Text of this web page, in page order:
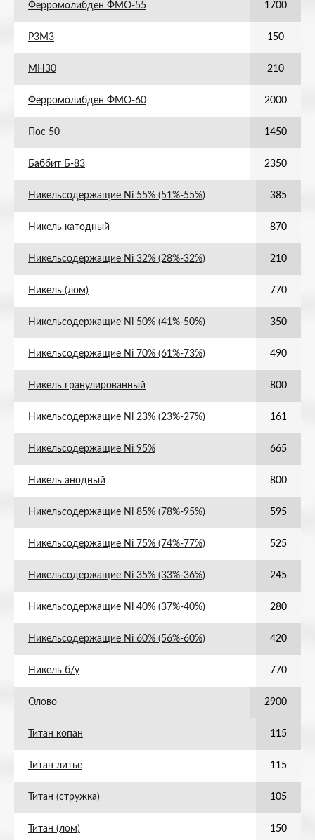
Ферромолибден ФМО-55 1700
Р3М3 150
МН30 210
Ферромолибден ФМО-60 2000
Пос 50 1450
Баббит Б-83 2350
Никельсодержащие Ni 55% (51%-55%) 385
Никель катодный 870
Никельсодержащие Ni 32% (28%-32%) 210
Никель (лом) 770
Никельсодержащие Ni 50% (41%-50%) 350
Никельсодержащие Ni 70% (61%-73%) 490
Никель гранулированный 800
Никельсодержащие Ni 23% (23%-27%) 161
Никельсодержащие Ni 95% 665
Никель анодный 800
Никельсодержащие Ni 85% (78%-95%) 595
Никельсодержащие Ni 75% (74%-77%) 525
Никельсодержащие Ni 35% (33%-36%) 245
Никельсодержащие Ni 40% (37%-40%) 280
Никельсодержащие Ni 60% (56%-60%) 420
Никель б/у 770
Олово 2900
Титан копан 115
Титан литье 115
Титан (стружка) 105
Титан (лом) 150